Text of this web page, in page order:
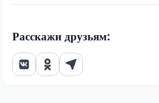
Расскажи друзьям: